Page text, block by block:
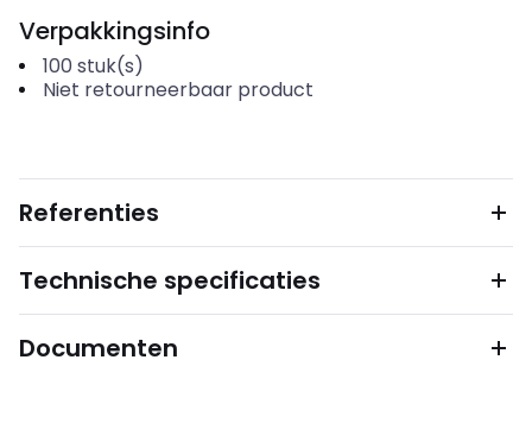
Verpakkingsinfo
100 stuk(s)
Niet retourneerbaar product
Referenties
Technische specificaties
Documenten